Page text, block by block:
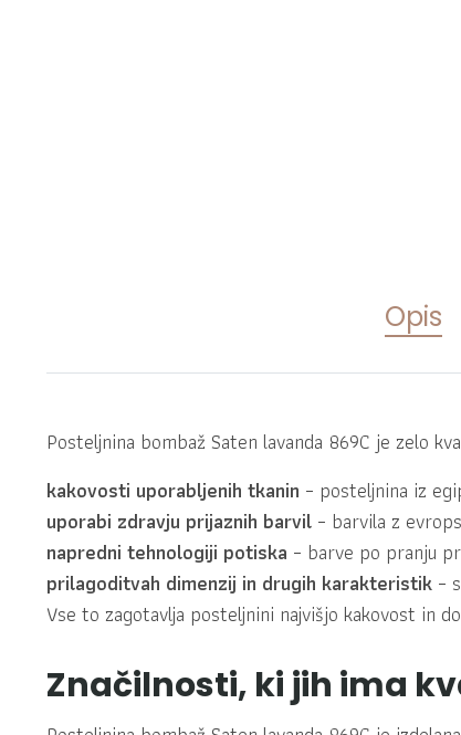
Opis
Posteljnina bombaž Saten lavanda 869C je zelo
kakovosti uporabljenih tkanin – posteljnina iz
uporabi zdravju prijaznih barvil – barvila z
napredni tehnologiji potiska – barve po pranju
prilagoditvah dimenzij in drugih karakteristik –
Vse to zagotavlja posteljnini najvišjo kakovost in
Značilnosti, ki jih ima